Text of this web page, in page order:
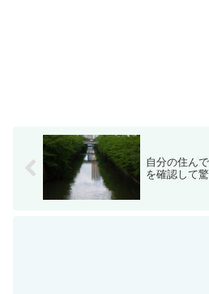
自分の住ん
を確認して